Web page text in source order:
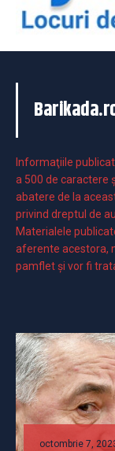
Informaţiile
a 500 de caractere
abatere de la
privind dreptul de
Materialele
aferente acestora,
pamflet și vor fi
octombrie 7,